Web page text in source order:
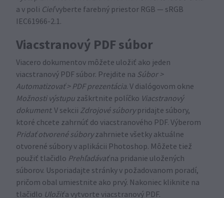
a v poli Cieľvyberte farebný priestor RGB — sRGB
IEC61966-2.1.
Viacstranový PDF súbor
Viacero dokumentov môžete uložiť ako jeden
viacstranový PDF súbor. Prejdite na Súbor >
Automatizovať > PDF prezentácia. V dialógovom okne
Možnosti výstupu zaškrtnite políčko Viacstranový
dokument. V sekcii Zdrojové súborypridajte súbory,
ktoré chcete zahrnúť do viacstranového PDF. Výberom
Pridať otvorené súboryzahrniete všetky aktuálne
otvorené súbory v aplikácii Photoshop. Môžete tiež
použiť tlačidlo Prehľadávaťna pridanie uložených
súborov. Usporiadajte stránky v požadovanom poradí,
pričom obal umiestnite ako prvý. Nakoniec kliknite na
tlačidlo Uložiťa vytvorte viacstranový PDF.